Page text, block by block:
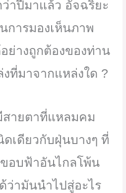
าปีมาแล้ว อัจฉริยะ
การมองเห็นภาพ
ย่างถูกต้องของท่าน
ที่มาจากแหล่งใด ?
ายตาที่แหลมคม
ดเดียวกับฝุ่นบางๆ ที่
อบฟ้าอันไกลโพ้น
ว่ามันนำไปสู่อะไร